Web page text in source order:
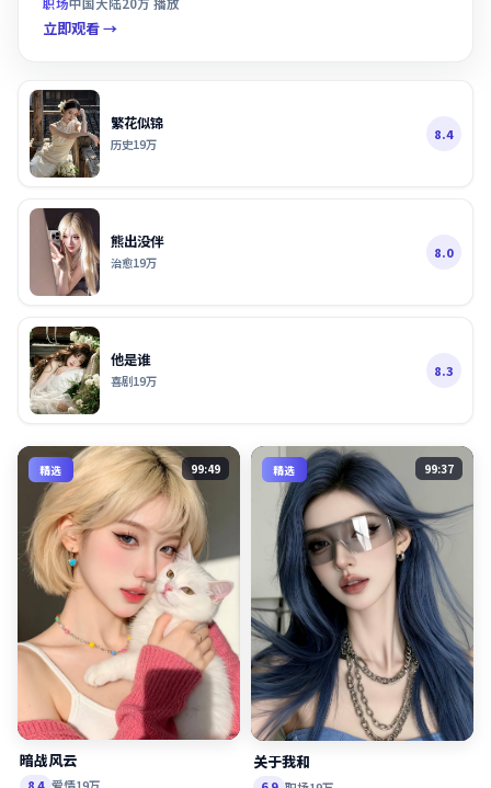
立即观看 →
繁花似锦
历史19万
8.4
熊出没伴
治愈19万
8.0
他是谁
喜剧19万
8.3
精选 99:49
暗战风云
精选 99:37
关于我和